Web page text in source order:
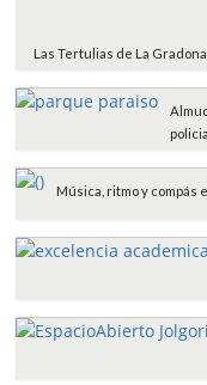
Las Tertulias de La
Música, ritmo y compás